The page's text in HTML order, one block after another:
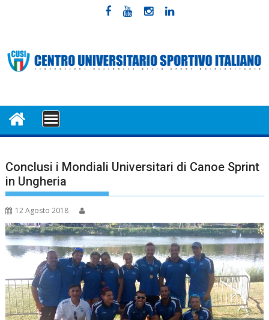
MENU
Conclusi i Mondiali Universitari di Canoe Sprint
in Ungheria
12 Agosto 2018